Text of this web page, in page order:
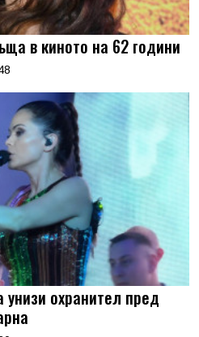
в киното на 62 години
охранител пред